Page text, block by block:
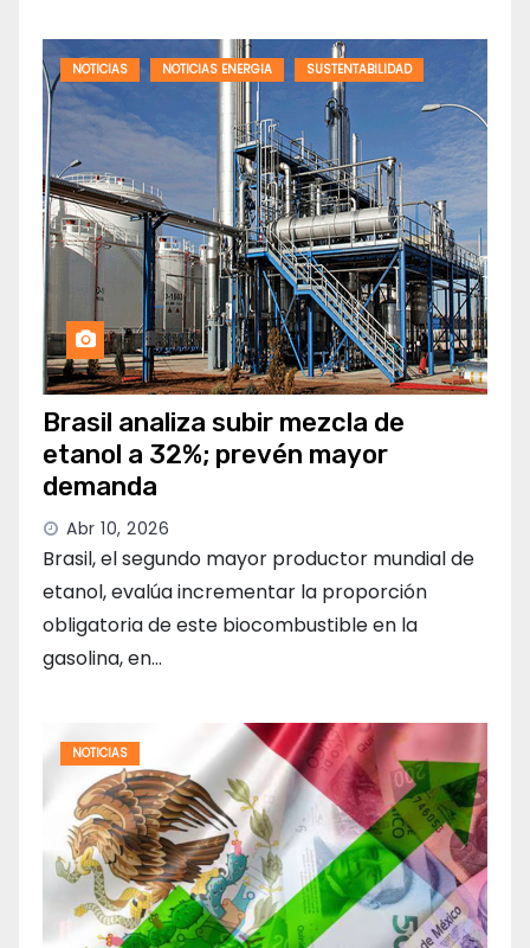
NOTICIAS NOTICIAS ENERGIA SUSTENTABILIDAD
Brasil analiza subir mezcla de
etanol a 32%; prevén mayor
demanda
Abr 10, 2026
Brasil, el segundo mayor productor mundial de
etanol, evalúa incrementar la proporción
obligatoria de este biocombustible en la
gasolina, en…
NOTICIAS